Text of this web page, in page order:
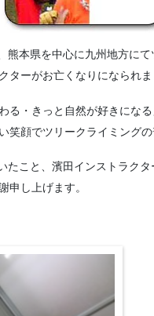
熊本県を中心に九州地方に
ターがお亡くなりになられま
る・きっと自然が好きにな
笑顔でツリークライミング
こと、濱田インストラク
申し上げます。